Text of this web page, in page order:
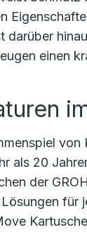
einen
als 20
der
für